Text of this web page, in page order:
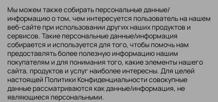
Мы можем также собирать персональные данные/
информацию о том, чем интересуется пользователь на нашем
веб-сайте при использовании других наших продуктов и
сервисов. Такие персональные данные/информация
собирается и используется для того, чтобы помочь нам
предоставлять более полезную информацию нашим
покупателям и для понимания того, какие элементы нашего
сайта, продуктов и услуг наиболее интересны. Для целей
настоящей Политики Конфиденциальности совокупные
данные рассматриваются как данные/информация, не
являющиеся персональными.